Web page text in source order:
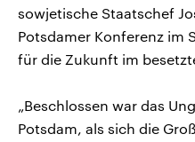
sowjetische Staatschef
Potsdamer Konferenz im
für die Zukunft im
„Beschlossen war das
Potsdam, als sich die